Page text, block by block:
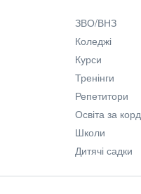
ЗВО/ВНЗ
Коледжі
Курси
Тренінги
Репетитори
Освіта за
Школи
Дитячі садки